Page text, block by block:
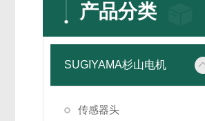
产品分类
SUGIYAMA杉山电机
传感器头